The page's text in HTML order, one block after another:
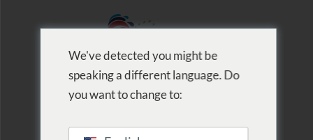
We've detected you might be
speaking a different language. Do
you want to change to: